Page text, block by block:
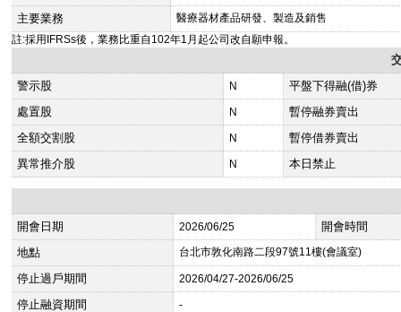
主要業務
醫療器材產品研發、製造及銷售
註:採用IFRSs後，業務比重自102年1月起公司改自願申報。
警示股
N
平盤下得融(借)券
處置股
N
暫停融券賣出
全額交割股
N
暫停借券賣出
異常推介股
N 本日禁止
開會日期 2026/06/25
開會時間
地點
台北市敦化南路二段97號11樓(會議室)
停止過戶期間 2026/04/27-2026/06/25
停止融資期間 -